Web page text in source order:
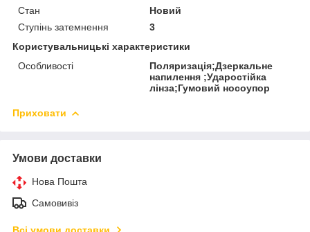
Стан
Новий
Ступінь затемнення
3
Користувальницькі характеристики
Особливості
Поляризація;Дзеркальне
напилення ;Ударостійка
лінза;Гумовий носоупор
Приховати
Умови доставки
Нова Пошта
Самовивіз
Всі умови доставки